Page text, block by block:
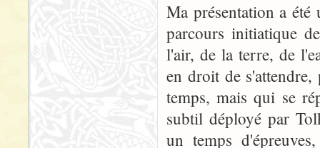
Ma présentation a
parcours initiatique
l'air, de la terre, de
en droit de
temps, mais qui se
subtil déployé par
un temps